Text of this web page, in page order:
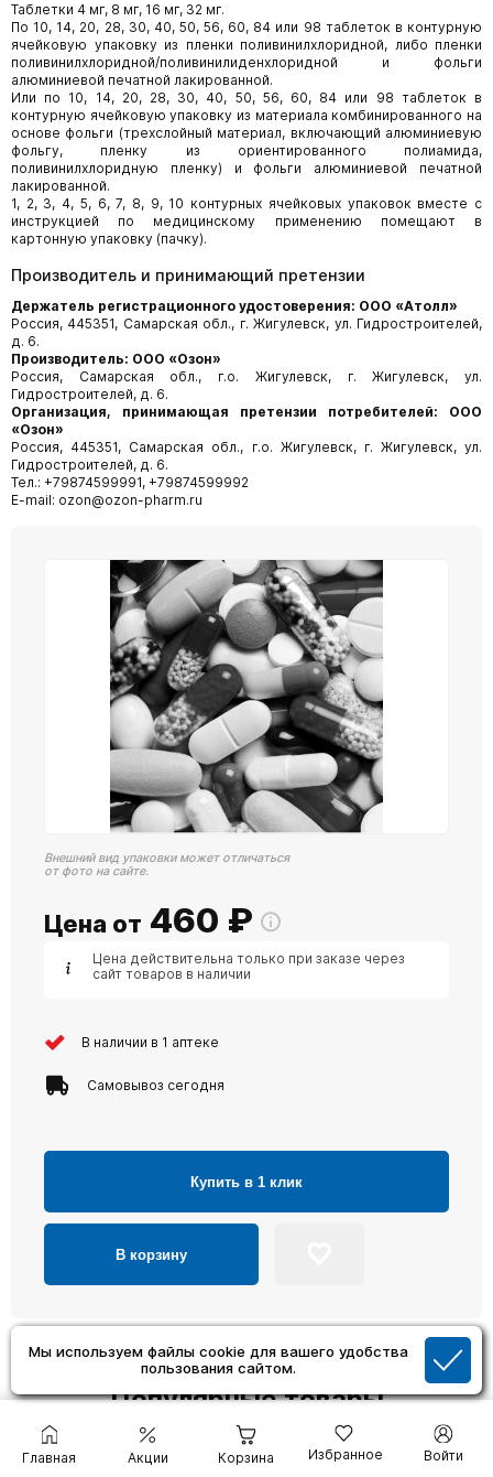
Мы используем файлы cookie для вашего удобства
пользования сайтом.
Главная Акции Корзина Избранное Войти
Таблетки 4 мг, 8 мг, 16 мг, 32 мг.
По 10, 14, 20, 28, 30, 40, 50, 56, 60, 84 или 98 таблеток в контурную
ячейковую упаковку из пленки поливинилхлоридной, либо пленки
поливинилхлоридной/поливинилиденхлоридной и фольги
алюминиевой печатной лакированной.
Или по 10, 14, 20, 28, 30, 40, 50, 56, 60, 84 или 98 таблеток в
контурную ячейковую упаковку из материала комбинированного на
основе фольги (трехслойный материал, включающий алюминиевую
фольгу, пленку из ориентированного полиамида,
поливинилхлоридную пленку) и фольги алюминиевой печатной
лакированной.
1, 2, 3, 4, 5, 6, 7, 8, 9, 10 контурных ячейковых упаковок вместе с
инструкцией по медицинскому применению помещают в
картонную упаковку (пачку).
Производитель и принимающий претензии
Держатель регистрационного удостоверения: ООО «Атолл»
Россия, 445351, Самарская обл., г. Жигулевск, ул. Гидростроителей,
д. 6.
Производитель: ООО «Озон»
Россия, Самарская обл., г.о. Жигулевск, г. Жигулевск, ул.
Гидростроителей, д. 6.
Организация, принимающая претензии потребителей: ООО
«Озон»
Россия, 445351, Самарская обл., г.о. Жигулевск, г. Жигулевск, ул.
Гидростроителей, д. 6.
Тел.: +79874599991, +79874599992
E-mail: ozon@ozon-pharm.ru
Внешний вид упаковки может отличаться
от фото на сайте.
Цена от 460 ₽
Цена действительна только при заказе через
сайт товаров в наличии
В наличии в 1 аптеке
Самовывоз сегодня
Купить в 1 клик
В корзину
Популярные товары